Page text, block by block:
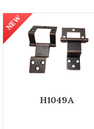
NEW
H1049A